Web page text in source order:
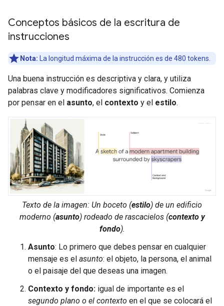
Conceptos básicos de la escritura de
instrucciones
Nota: La longitud máxima de la instrucción es de 480 tokens.
Una buena instrucción es descriptiva y clara, y utiliza
palabras clave y modificadores significativos. Comienza
por pensar en el asunto, el contexto y el estilo.
Texto de la imagen: Un boceto (estilo) de un edificio
moderno (asunto) rodeado de rascacielos(contexto y
fondo).
Asunto: Lo primero que debes pensar en cualquier
mensaje es el asunto: el objeto, la persona, el animal
o el paisaje del que deseas una imagen.
Contexto y fondo: igual de importante es el
segundo plano o el contexto en el que se colocará el